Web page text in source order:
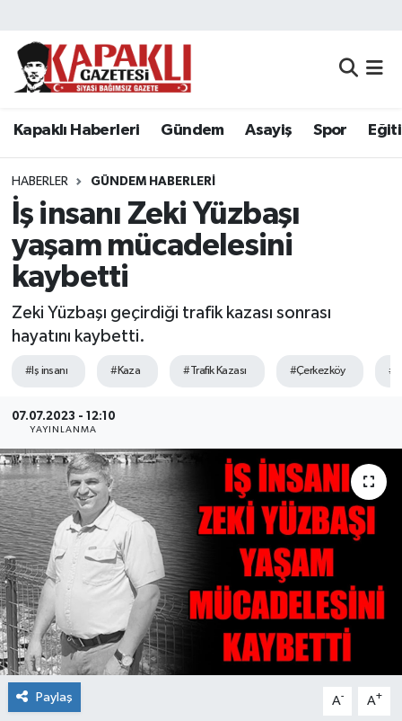
Kapaklı Haberleri Gündem Asayiş Spor
HABERLER GÜNDEM HABERLERI
İş insanı Zeki Yüzbaşı
yaşam mücadelesini
kaybetti
Zeki Yüzbaşı geçirdiği trafik kazası sonrası
hayatını kaybetti.
#Iş insanı #Kaza #Trafik Kazası #Çerkezköy
07.07.2023 - 12:10
YAYINLANMA
Paylaş A- A+
Kapaklı Haberleri
Asayiş
Spor
Eğitim
Siyaset
Resmi Reklamlar
Ekonomi
Sağlık
Teknoloji
Yaşam
Tekirdağ Nöbetçi Eczaneler
Tekirdağ Namaz Vakitleri
Tekirdağ Trafik Yoğunluk Haritası
Süper Lig Puan Durumu ve Fikstür
Tüm Manşetler
Son Dakika Haberleri